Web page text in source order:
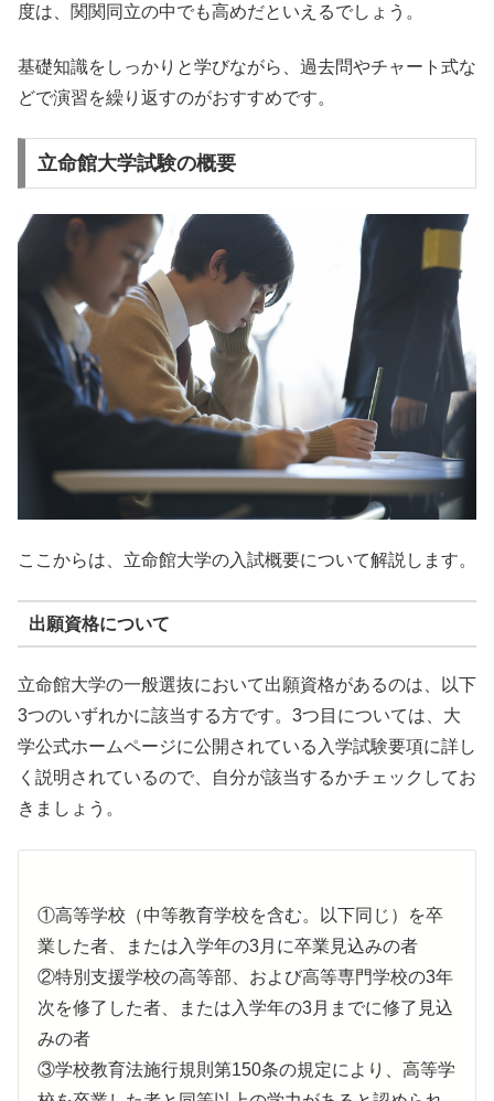
度は、関関同立の中でも高めだといえるでしょう。
基礎知識をしっかりと学びながら、過去問やチャート式な
どで演習を繰り返すのがおすすめです。
立命館大学試験の概要
ここからは、立命館大学の入試概要について解説します。
出願資格について
立命館大学の一般選抜において出願資格があるのは、以下
3つのいずれかに該当する方です。3つ目については、大
学公式ホームページに公開されている入学試験要項に詳し
く説明されているので、自分が該当するかチェックしてお
きましょう。
①高等学校（中等教育学校を含む。以下同じ）を卒
業した者、または入学年の3月に卒業見込みの者
②特別支援学校の高等部、および高等専門学校の3年
次を修了した者、または入学年の3月までに修了見込
みの者
③学校教育法施行規則第150条の規定により、高等学